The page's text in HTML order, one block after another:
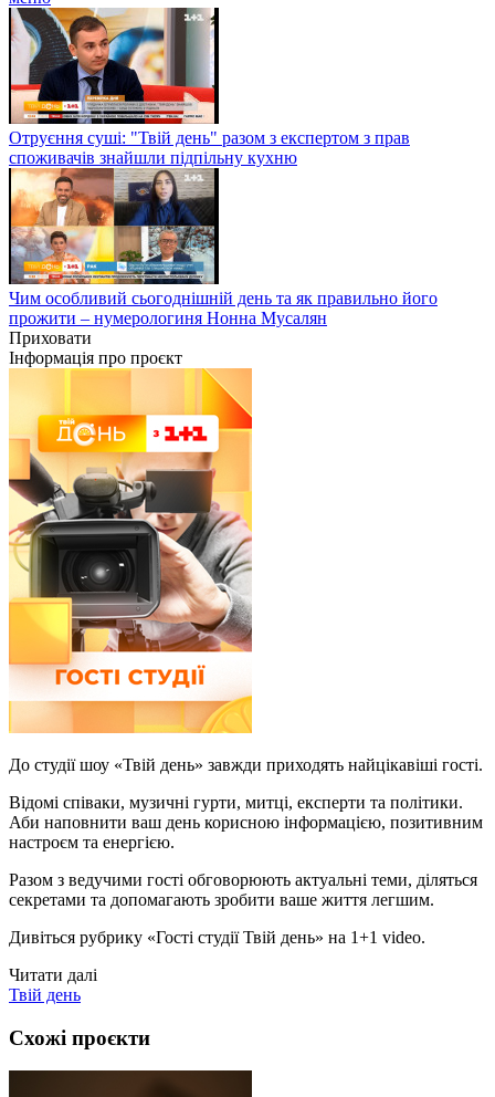
Отруєння суші: "Твій день" разом з експертом з прав
споживачів знайшли підпільну кухню
Чим особливий сьогоднішній день та як правильно його
прожити – нумерологиня Нонна Мусалян
Приховати
Інформація про проєкт
До студії шоу «Твій день» завжди приходять найцікавіші гості.
Відомі співаки, музичні гурти, митці, експерти та політики.
Аби наповнити ваш день корисною інформацією, позитивним
настроєм та енергією.
Разом з ведучими гості обговорюють актуальні теми, діляться
секретами та допомагають зробити ваше життя легшим.
Дивіться рубрику «Гості студії Твій день» на 1+1 video.
Читати далі
Твій день
Схожі проєкти